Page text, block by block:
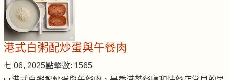
港式白粥配炒蛋與午餐肉
七 06, 2025點擊數: 1565